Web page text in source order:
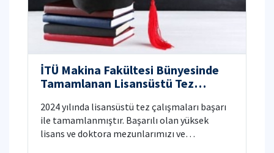
İTÜ Makina Fakültesi Bünyesinde
Tamamlanan Lisansüstü Tez
2024 yılında lisansüstü tez çalışmaları başarı
ile tamamlanmıştır. Başarılı olan yüksek
lisans ve doktora mezunlarımızı ve